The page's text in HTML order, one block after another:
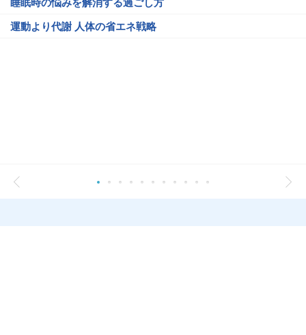
運動より代謝 人体の省エネ戦略